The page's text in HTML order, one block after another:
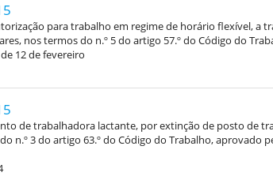
para trabalho em regime de horário flexível, a
nos termos do n.º 5 do artigo 57.º do Código do
12 de fevereiro
de trabalhadora lactante, por extinção de posto de
n.º 3 do artigo 63.º do Código do Trabalho, aprovado